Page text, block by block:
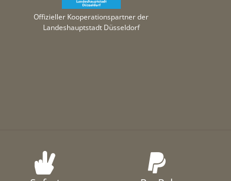
Offizieller Kooperationspartner der
Landeshauptstadt Düsseldorf